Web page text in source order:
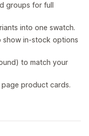
groups for full
into one swatch.
show in-stock options
to match your
product cards.